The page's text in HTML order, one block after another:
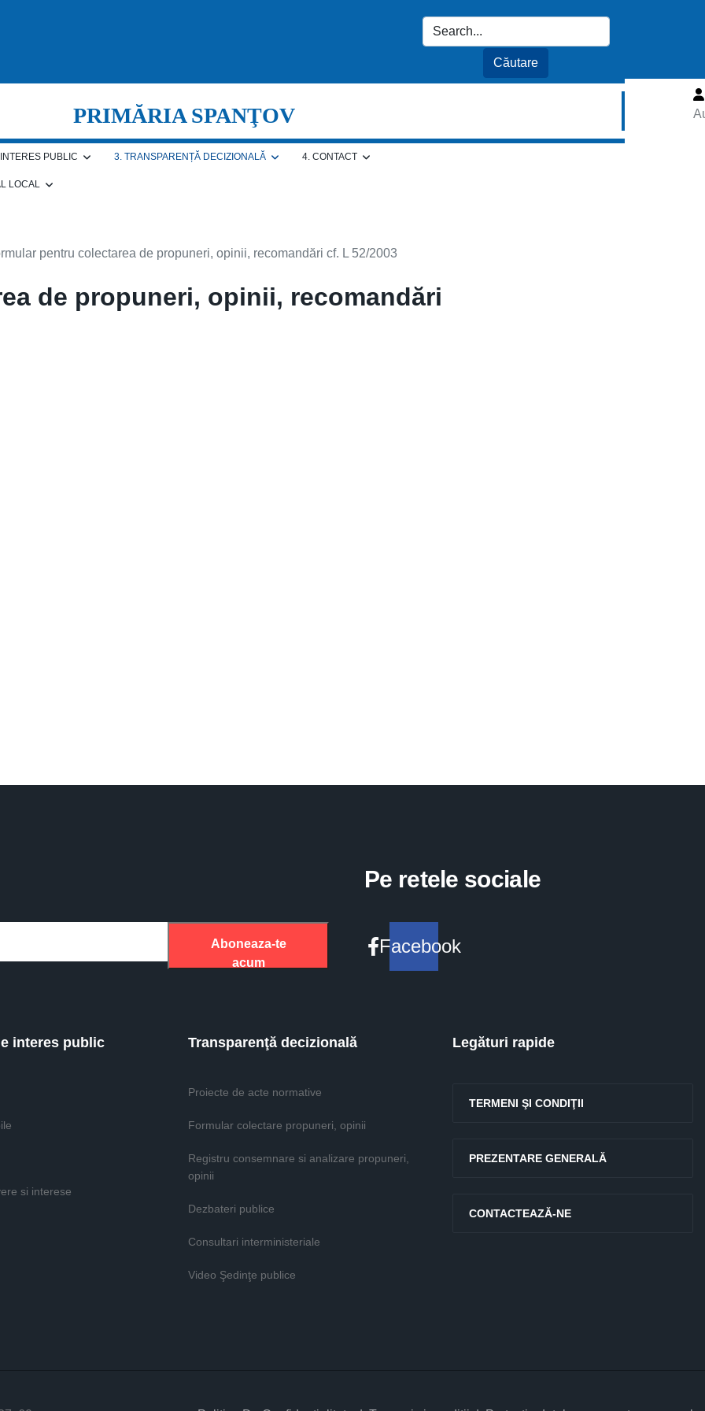
PRIMĂRIA SPANŢOV
PUBLIC 3. TRANSPARENȚĂ DECIZIONALĂ 4. CONTACT
LOCAL
pentru colectarea de propuneri, opinii, recomandări cf. L 52/2003
de propuneri, opinii, recomandări
Aboneaza-te
acum
Pe retele sociale
Facebook
interes public
si interese
Transparenţă decizională
Proiecte de acte normative
Formular colectare propuneri, opinii
Registru consemnare si analizare propuneri,
opinii
Dezbateri publice
Consultari interministeriale
Video Şedinţe publice
Legături rapide
TERMENI ŞI CONDIŢII
PREZENTARE GENERALĂ
CONTACTEAZĂ-NE